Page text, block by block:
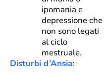
ipomania e
depressione che
non sono legati
al ciclo
mestruale.
Disturbi d’Ansia: